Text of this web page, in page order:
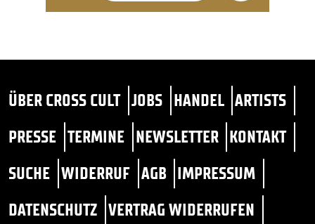
ÜBER CROSS CULT JOBS HANDEL ARTISTS
PRESSE TERMINE NEWSLETTER KONTAKT
SUCHE WIDERRUF AGB IMPRESSUM
DATENSCHUTZ VERTRAG WIDERRUFEN